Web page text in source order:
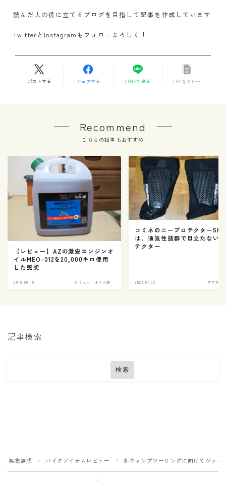
読んだ人の役に立てるブログを目指して記事を作成しています
TwitterとInstagramもフォローよろしく！
ポストする シェアする LINEで送る URLをコピー
Recommend
こちらの記事もおすすめ
【レビュー】AZの激安エンジンオ
イルMEO-012を20,000キロ使用
した感想
2018.08.18 ケミカル・オイル類
コミネのニープロテクター
は、通気性抜群で目立たない
テクター
2021.07.02 プロテク
記事検索
検索
無念無想 ＞ バイクアイテムレビュー ＞ 冬キャンプツーリングに向けてジッ